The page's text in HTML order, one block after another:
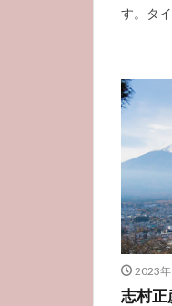
す。タ
2023
志村正